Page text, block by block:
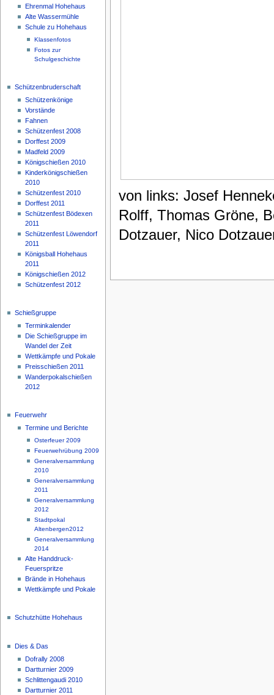
von links: Josef
Rolff, Thomas Gröne,
Dotzauer, Nico
Ehrenmal Hohehaus
Alte Wassermühle
Schule zu Hohehaus
Klassenfotos
Fotos zur
Schulgeschichte
Schützenbruderschaft
Schützenkönige
Vorstände
Fahnen
Schützenfest 2008
Dorffest 2009
Madfeld 2009
Königschießen 2010
Kinderkönigschießen
2010
Schützenfest 2010
Dorffest 2011
Schützenfest Bödexen
2011
Schützenfest Löwendorf
2011
Königsball Hohehaus
2011
Königschießen 2012
Schützenfest 2012
Schießgruppe
Terminkalender
Die Schießgruppe im
Wandel der Zeit
Wettkämpfe und Pokale
Preisschießen 2011
Wanderpokalschießen
2012
Feuerwehr
Termine und Berichte
Osterfeuer 2009
Feuerwehrübung 2009
Generalversammlung
2010
Generalversammlung
2011
Generalversammlung
2012
Stadtpokal
Altenbergen2012
Generalversammlung
2014
Alte Handdruck-
Feuerspritze
Brände in Hohehaus
Wettkämpfe und Pokale
Schutzhütte Hohehaus
Dies & Das
Dofrally 2008
Dartturnier 2009
Schlittengaudi 2010
Dartturnier 2011